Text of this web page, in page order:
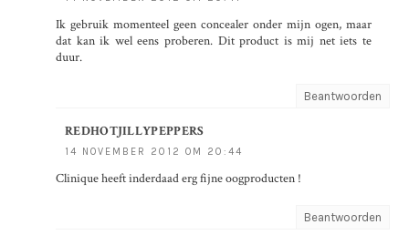
Ik gebruik momenteel geen concealer onder mijn ogen, maar
dat kan ik wel eens proberen. Dit product is mij net iets te
duur.
Beantwoorden
REDHOTJILLYPEPPERS
14 NOVEMBER 2012 OM 20:44
Clinique heeft inderdaad erg fijne oogproducten !
Beantwoorden